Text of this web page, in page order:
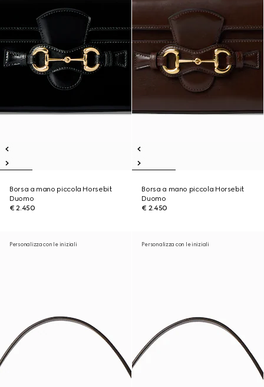
Borsa a mano piccola Horsebit
Duomo
€ 2.450
Borsa a mano piccola Horsebit
Duomo
€ 2.450
Personalizza con le iniziali Personalizza con le iniziali